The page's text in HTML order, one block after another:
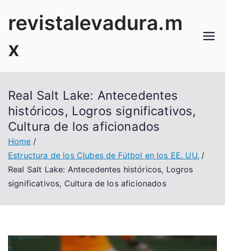
revistalevadura.m
x
Real Salt Lake: Antecedentes
históricos, Logros significativos,
Cultura de los aficionados
Home
Estructura de los Clubes de Fútbol en los EE. UU.
Real Salt Lake: Antecedentes históricos, Logros
significativos, Cultura de los aficionados